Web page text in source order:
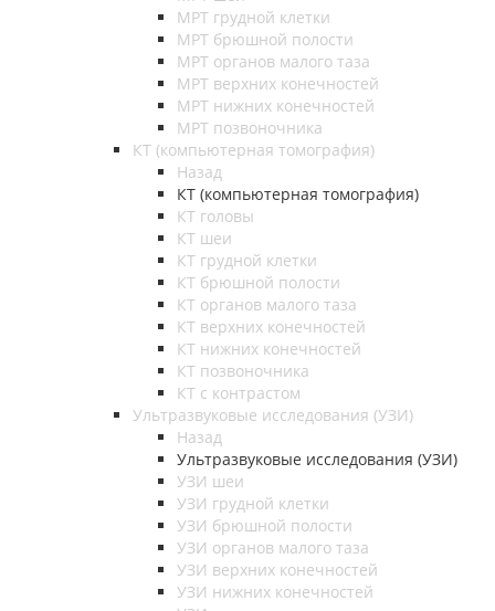
МРТ грудной клетки
МРТ брюшной полости
МРТ органов малого таза
МРТ верхних конечностей
МРТ нижних конечностей
МРТ позвоночника
КТ (компьютерная томография)
Назад
КТ (компьютерная томография)
КТ головы
КТ шеи
КТ грудной клетки
КТ брюшной полости
КТ органов малого таза
КТ верхних конечностей
КТ нижних конечностей
КТ позвоночника
КТ с контрастом
Ультразвуковые исследования (УЗИ)
Назад
Ультразвуковые исследования (УЗИ)
УЗИ шеи
УЗИ грудной клетки
УЗИ брюшной полости
УЗИ органов малого таза
УЗИ верхних конечностей
УЗИ нижних конечностей